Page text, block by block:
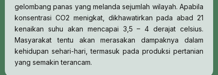
gelombang panas yang melanda sejumlah wilayah. Apabila
konsentrasi CO2 menigkat, dikhawatirkan pada abad 21
kenaikan suhu akan mencapai 3,5 – 4 derajat celsius.
Masyarakat tentu akan merasakan dampaknya dalam
kehidupan sehari-hari, termasuk pada produksi pertanian
yang semakin terancam.